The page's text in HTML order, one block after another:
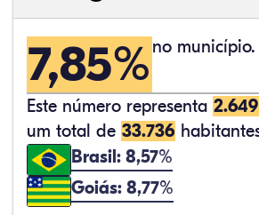
7,85% no município.
Este número representa 2.649
um total de 33.736
Brasil: 8,57%
Goiás: 8,77%